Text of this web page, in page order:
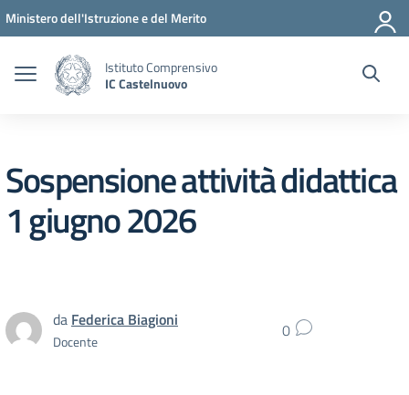
Vai ai contenuti
Vai al menu di navigazione
Vai al footer
Ministero dell'Istruzione e del Merito
Istituto Comprensivo
IC Castelnuovo
Sospensione attività didattica
1 giugno 2026
da Federica Biagioni
Docente 0